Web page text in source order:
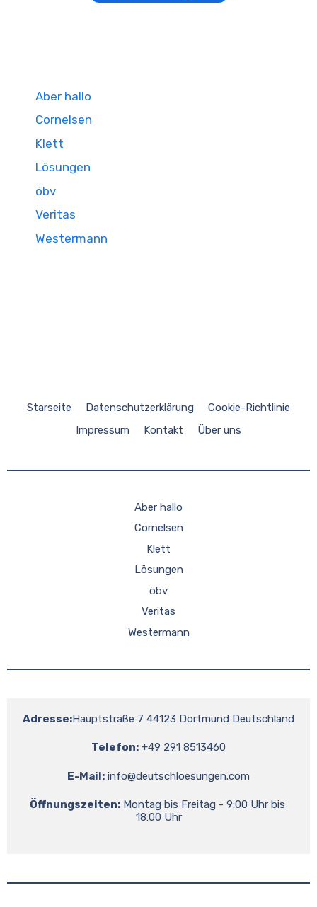
Aber hallo
Cornelsen
Klett
Lösungen
öbv
Veritas
Westermann
Starseite Datenschutzerklärung
Cookie-Richtlinie
Impressum
Kontakt Über uns
Aber hallo
Cornelsen
Klett
Lösungen
öbv
Veritas
Westermann
Adresse:Hauptstraße 7 44123 Dortmund Deutschland
Telefon: +49 291 8513460
E-Mail: info@deutschloesungen.com
Öffnungszeiten: Montag bis Freitag - 9:00 Uhr bis
18:00 Uhr